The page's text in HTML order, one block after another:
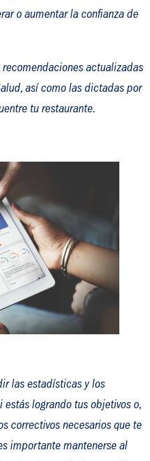
o aumentar la confianza de
actualizadas
así como las dictadas por
tu restaurante.
las estadísticas y los
logrando tus objetivos o,
correctivos necesarios que te
importante mantenerse al